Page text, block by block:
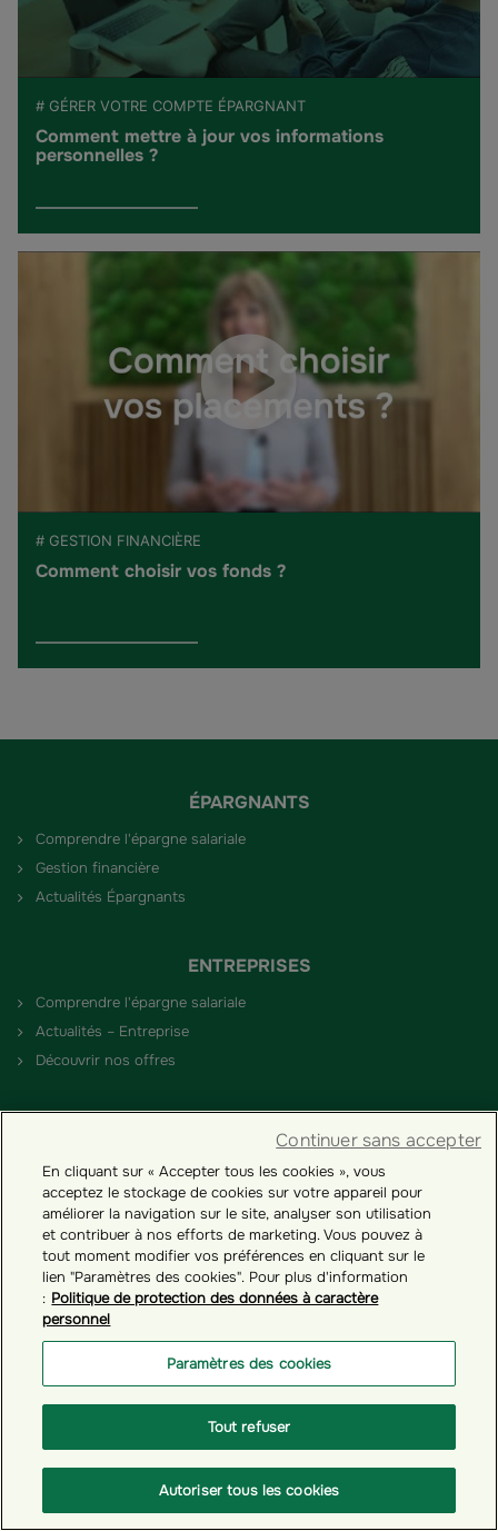
# GÉRER VOTRE COMPTE ÉPARGNANT
Comment mettre à jour vos informations
personnelles ?
# GESTION FINANCIÈRE
Comment choisir vos fonds ?
ÉPARGNANTS
Comprendre l'épargne salariale
Gestion financière
Actualités Épargnants
ENTREPRISES
Comprendre l'épargne salariale
Actualités – Entreprise
Découvrir nos offres
PARTENAIRES
Devenir Partenaire
RÉGLEMENTATION
Nos engagements RSE
Conditions générales
Comptes inactifs - Loi Eckert
Nos solutions d’épargne salariale
En cliquant sur « Accepter tous les cookies », vous
acceptez le stockage de cookies sur votre appareil pour
améliorer la navigation sur le site, analyser son utilisation
et contribuer à nos efforts de marketing. Vous pouvez à
tout moment modifier vos préférences en cliquant sur le
lien "Paramètres des cookies". Pour plus d'information
: Politique de protection des données à caractère
personnel
Paramètres des cookies
Tout refuser
Autoriser tous les cookies
Continuer sans accepter